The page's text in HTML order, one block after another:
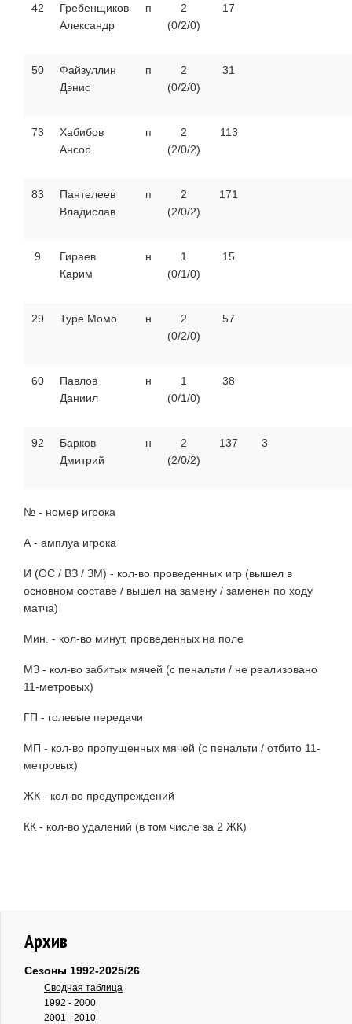
42
Гребенщиков
Александр
п
2
(0/2/0)
17
50
Файзуллин
Дэнис
п
2
(0/2/0)
31
73
Хабибов
Ансор
п
2
(2/0/2)
113
83
Пантелеев
Владислав
п
2
(2/0/2)
171
9
Гираев
Карим
н
1
(0/1/0)
15
29 Туре Момо н
2
(0/2/0)
57
60
Павлов
Даниил
н
1
(0/1/0)
38
92
Барков
Дмитрий
н
2
(2/0/2)
137 3
№ - номер игрока
А - амплуа игрока
И (ОС / ВЗ / ЗМ) - кол-во проведенных игр (вышел в
основном составе / вышел на замену / заменен по ходу
матча)
Мин. - кол-во минут, проведенных на поле
МЗ - кол-во забитых мячей (с пенальти / не реализовано
11-метровых)
ГП - голевые передачи
МП - кол-во пропущенных мячей (с пенальти / отбито 11-
метровых)
ЖК - кол-во предупреждений
КК - кол-во удалений (в том числе за 2 ЖК)
Архив
Сезоны 1992-2025/26
Сводная таблица
1992 - 2000
2001 - 2010